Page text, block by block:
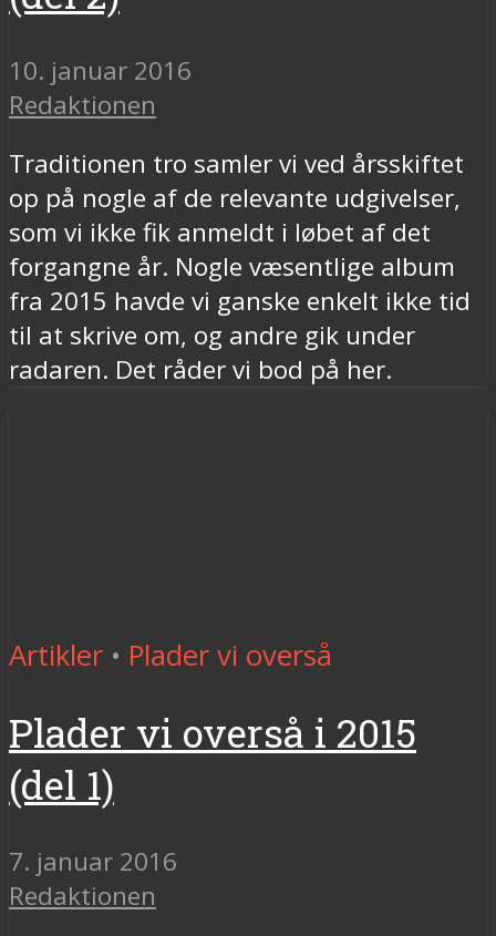
10. januar 2016
Redaktionen
Traditionen tro samler vi ved årsskiftet
op på nogle af de relevante udgivelser,
som vi ikke fik anmeldt i løbet af det
forgangne år. Nogle væsentlige album
fra 2015 havde vi ganske enkelt ikke tid
til at skrive om, og andre gik under
radaren. Det råder vi bod på her.
Artikler • Plader vi overså
Plader vi overså i 2015
(del 1)
7. januar 2016
Redaktionen